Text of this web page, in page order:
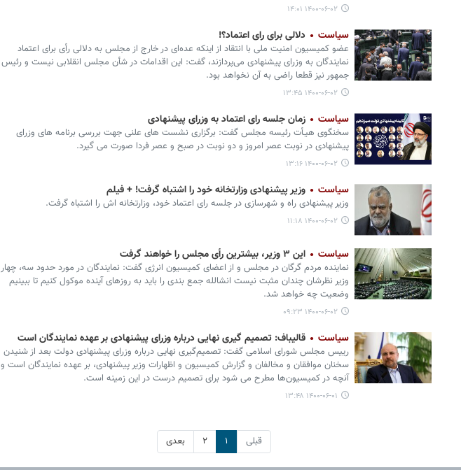
۱۴۰۰-۰۶-۰۲ ۱۴:۰۱
سیاست دلالی برای رای اعتماد؟!
عضو کمیسیون امنیت ملی با انتقاد از اینکه عده‌ای در خارج از مجلس به دلالی رأی برای اعتماد
نمایندگان به وزرای پیشنهادی می‌پردازند، گفت: این اقدامات در شأن مجلس انقلابی نیست و رئیس
جمهور نیز قطعا راضی به آن نخواهد بود.
۱۴۰۰-۰۶-۰۲ ۱۳:۴۵
سیاست زمان جلسه رای اعتماد به وزرای پیشنهادی
سخنگوی هیـأت رئیسه مجلس گفت: برگزاری نشست های علنی جهت بررسی برنامه های وزرای
پیشنهادی در نوبت عصر امروز و دو نوبت در صبح و عصر فردا صورت می گیرد.
۱۴۰۰-۰۶-۰۲ ۱۳:۱۶
سیاست وزیر پیشنهادی وزارتخانه خود را اشتباه گرفت! + فیلم
وزیر پیشنهادی راه و شهرسازی در جلسه رای اعتماد خود، وزارتخانه اش را اشتباه گرفت.
۱۴۰۰-۰۶-۰۲ ۱۱:۱۸
سیاست این ۳ وزیر، بیشترین رأی مجلس را خواهند گرفت
نماینده مردم گرگان در مجلس و از اعضای کمیسیون انرژی گفت: نمایندگان در مورد حدود سه، چهار
وزیر نظرشان چندان مثبت نیست انشالله جمع بندی را باید به روزهای آینده موکول کنیم تا ببینیم
وضعیت چه خواهد شد.
۱۴۰۰-۰۶-۰۲ ۰۹:۲۳
سیاست قالیباف: تصمیم گیری نهایی درباره وزرای پیشنهادی بر عهده نمایندگان است
رییس مجلس شورای اسلامی گفت: تصمیم‌گیری نهایی درباره وزرای پیشنهادی دولت بعد از شنیدن
سخنان موافقان و مخالفان و گزارش کمیسیون و اظهارات وزیر پیشنهادی، بر عهده نمایندگان است و
آنچه در کمیسیون‌ها مطرح می شود برای تصمیم درست در این زمینه است.
۱۴۰۰-۰۶-۰۱ ۱۳:۴۸
قبلی ۱ ۲ بعدی